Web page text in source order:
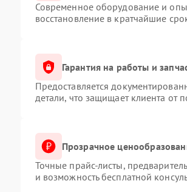
Современное оборудование и
восстановление в кратчайшие
Гарантия на работы и
Предоставляется
детали, что защищает клиента от
Прозрачное
Точные прайс-листы,
и возможность бесплатной